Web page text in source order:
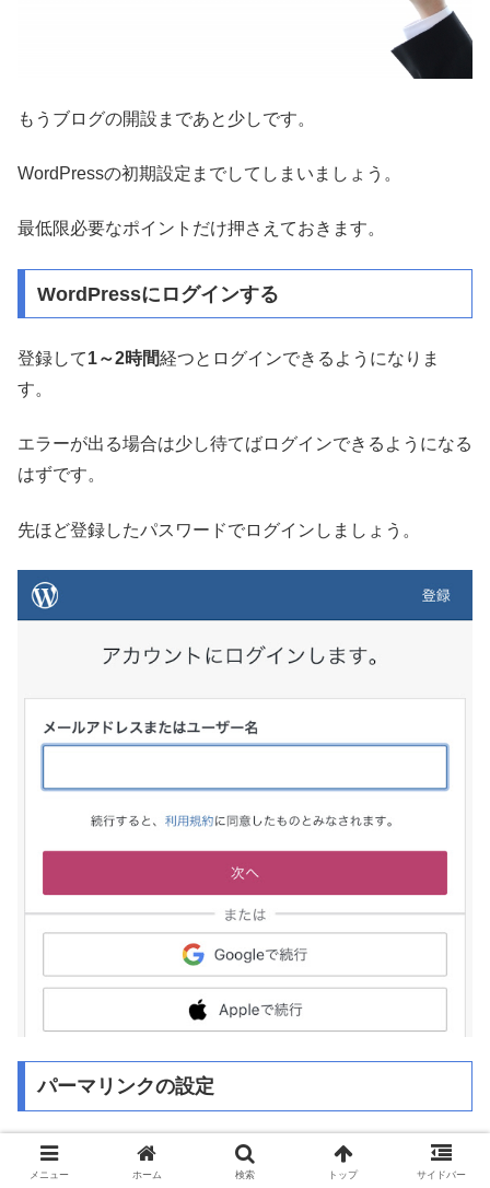
もうブログの開設まであと少しです。
WordPressの初期設定までしてしまいましょう。
最低限必要なポイントだけ押さえておきます。
WordPressにログインする
登録して1～2時間経つとログインできるようになりま
す。
エラーが出る場合は少し待てばログインできるようになる
はずです。
先ほど登録したパスワードでログインしましょう。
パーマリンクの設定
ワードプレスにログインしたら最初にパーマリンクの設定
をしておきましょう。
メニュー ホーム 検索 トップ サイドバー